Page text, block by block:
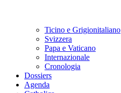
Ticino e Grigionitaliano
Svizzera
Papa e Vaticano
Internazionale
Cronologia
Dossiers
Agenda